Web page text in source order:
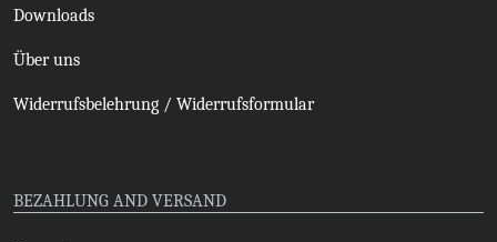
Downloads
Über uns
Widerrufsbelehrung / Widerrufsformular
BEZAHLUNG AND VERSAND